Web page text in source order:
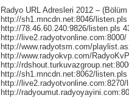
Radyo URL Adresleri 2012 –
http://sh1.mncdn.net:8046/listen.pls
http://78.46.60.240:9826/listen.pls
http://live2.radyotvonline.com:8000/
http://www.radyotsm.com/
http://www.radyokvp.com/
http://
http://sh1.mncdn.net:8062/
http://
http://